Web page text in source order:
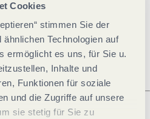
Cookies
stimmen Sie der
Technologien auf
ermöglicht es uns, für Sie u.
Inhalte und
Funktionen für soziale
und die Zugriffe auf unsere
sie stetig für Sie zu